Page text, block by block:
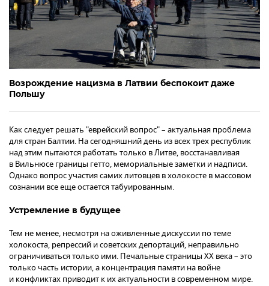
Возрождение нацизма в Латвии беспокоит даже
Польшу
Как следует решать "еврейский вопрос" – актуальная проблема
для стран Балтии. На сегодняшний день из всех трех республик
над этим пытаются работать только в Литве, восстанавливая
в Вильнюсе границы гетто, мемориальные заметки и надписи.
Однако вопрос участия самих литовцев в холокосте в массовом
сознании все еще остается табуированным.
Устремление в будущее
Тем не менее, несмотря на оживленные дискуссии по теме
холокоста, репрессий и советских депортаций, неправильно
ограничиваться только ими. Печальные страницы ХХ века – это
только часть истории, а концентрация памяти на войне
и конфликтах приводит к их актуальности в современном мире.